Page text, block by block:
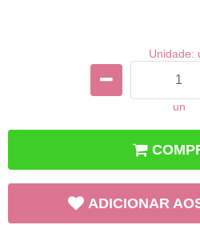
Unidade:
un
ADICIONAR